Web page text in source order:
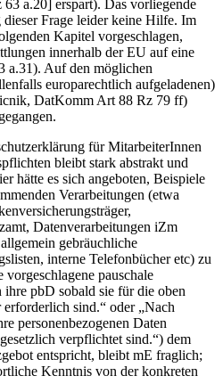
a.20] erspart). Das vorliegende
Frage leider keine Hilfe. Im
Kapitel vorgeschlagen,
innerhalb der EU auf eine
a.31). Auf den möglichen
europarechtlich aufgeladenen)
, DatKomm Art 88 Rz 79 ff)
für MitarbeiterInnen
bleibt stark abstrakt und
hätte es sich angeboten, Beispiele
Verarbeitungen (etwa
Datenverarbeitungen iZm
gebräuchliche
interne Telefonbücher etc) zu
pauschale
pbD sobald sie für die oben
sind.“ oder „Nach
personenbezogenen Daten
verpflichtet sind.“) dem
entspricht, bleibt mE fraglich;
Kenntnis von der konkreten